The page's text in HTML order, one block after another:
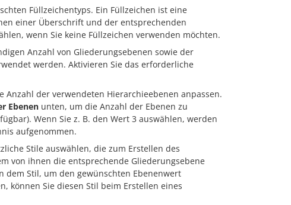
Füllzeichentyps. Ein Füllzeichen ist eine
einer Überschrift und der entsprechenden
wenn Sie keine Füllzeichen verwenden möchten.
Anzahl von Gliederungsebenen sowie der
werden. Aktivieren Sie das erforderliche
Anzahl der verwendeten Hierarchieebenen anpassen.
Ebenen unten, um die Anzahl der Ebenen zu
Wenn Sie z. B. den Wert 3 auswählen, werden
aufgenommen.
Stile auswählen, die zum Erstellen des
von ihnen die entsprechende Gliederungsebene
dem Stil, um den gewünschten Ebenenwert
können Sie diesen Stil beim Erstellen eines